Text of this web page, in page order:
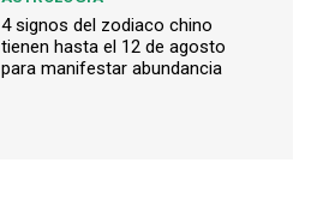
4 signos del zodiaco chino
tienen hasta el 12 de agosto
para manifestar abundancia